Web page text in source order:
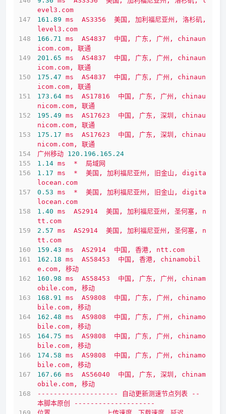
evel3.com
161.89 ms AS3356 美国, 加利福尼亚州,
洛杉矶,
level3.com
166.71
ms AS4837 中国, 广东, 广州,
chinaun
icom.com,
联通
201.65 ms AS4837 中国, 广东, 广州,
chinaun
icom.com,
联通
175.47 ms AS4837 中国, 广东, 广州,
chinaun
icom.com,
联通
173.64 ms AS17816 中国, 广东, 广州,
chinau
nicom.com,
联通
195.49 ms AS17623 中国, 广东, 深圳,
chinau
nicom.com,
联通
175.17 ms AS17623 中国, 广东, 深圳,
chinau
nicom.com,
联通
广州移动 120.196 .165 .24
1.14 ms *
局域网
1.17 ms * 美国, 加利福尼亚州, 旧金山,
digita
locean.com
0.53 ms * 美国, 加利福尼亚州, 旧金山,
digita
locean.com
1.40 ms AS2914 美国, 加利福尼亚州, 圣何塞,
n
tt.com
2.57 ms AS2914 美国, 加利福尼亚州, 圣何塞,
n
tt.com
159.43 ms AS2914 中国, 香港,
ntt.com
162.18 ms AS58453 中国, 香港,
chinamobil
e.com,
移动
160.98 ms AS58453 中国, 广东, 广州,
chinam
obile.com,
移动
168.91
ms AS9808 中国, 广东, 广州,
chinamo
bile.com,
移动
162.48 ms AS9808 中国, 广东, 广州,
chinamo
bile.com,
移动
164.75 ms AS9808 中国, 广东, 广州,
chinamo
bile.com,
移动
174.58 ms AS9808 中国, 广东, 广州,
chinamo
bile.com,
移动
167.66 ms AS56040 中国, 广东, 深圳,
chinam
obile.com,
移动
--------------------
自动更新测速节点列表
--
本脚本原创
--------------------